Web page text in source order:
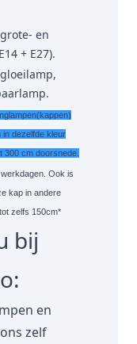
en
+ E27).
in dezelfde kleur
300 cm doorsnede.
Ook is
kap in andere
zelfs 150cm*
bij
en
zelf